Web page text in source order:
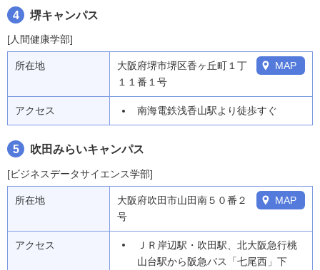
4 堺キャンパス
[人間健康学部]
所在地
大阪府堺市堺区香ヶ丘町１丁
１１番１号
MAP
アクセス 南海電鉄浅香山駅より徒歩すぐ
5 吹田みらいキャンパス
[ビジネスデータサイエンス学部]
所在地
大阪府吹田市山田南５０番２
号
MAP
アクセス
ＪＲ岸辺駅・吹田駅、北大阪急行桃
山台駅から阪急バス「七尾西」下